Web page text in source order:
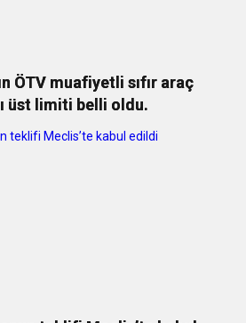
ÖTV muafiyetli sıfır araç
üst limiti belli oldu.